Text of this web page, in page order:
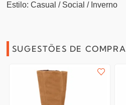
Estilo: Casual / Social / Inverno
SUGESTÕES DE COMPRA